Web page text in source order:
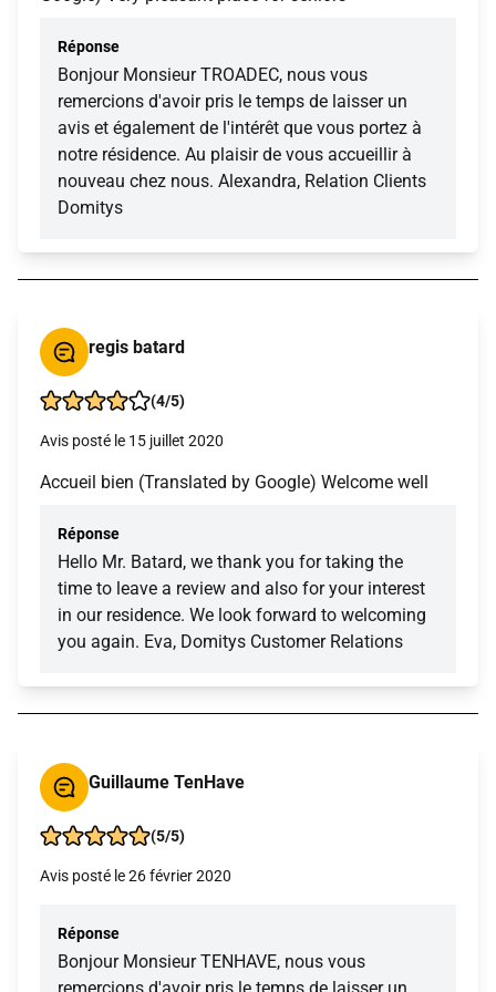
Réponse
Bonjour Monsieur TROADEC, nous vous
remercions d'avoir pris le temps de laisser un
avis et également de l'intérêt que vous portez à
notre résidence. Au plaisir de vous accueillir à
nouveau chez nous. Alexandra, Relation Clients
Domitys
regis batard
(4/5)
Avis posté le 15 juillet 2020
Accueil bien (Translated by Google) Welcome well
Réponse
Hello Mr. Batard, we thank you for taking the
time to leave a review and also for your interest
in our residence. We look forward to welcoming
you again. Eva, Domitys Customer Relations
Guillaume TenHave
(5/5)
Avis posté le 26 février 2020
Réponse
Bonjour Monsieur TENHAVE, nous vous
remercions d'avoir pris le temps de laisser un